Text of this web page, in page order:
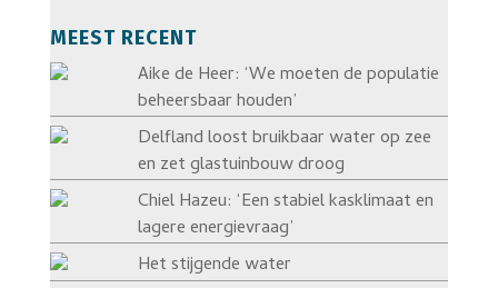
MEEST RECENT
Aike de Heer: ‘We moeten de populatie
beheersbaar houden’
Delfland loost bruikbaar water op zee
en zet glastuinbouw droog
Chiel Hazeu: ‘Een stabiel kasklimaat en
lagere energievraag’
Het stijgende water